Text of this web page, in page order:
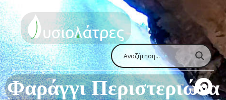
Φαράγγι Περιστεριώνα